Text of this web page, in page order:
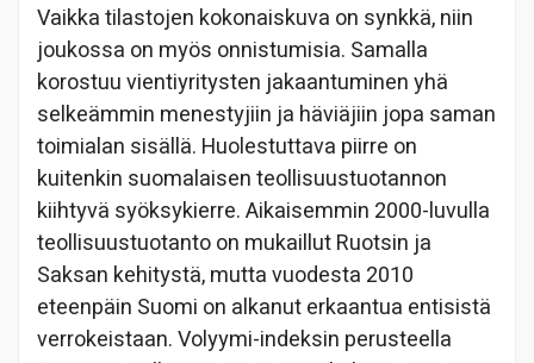
Vaikka tilastojen kokonaiskuva on synkkä, niin
joukossa on myös onnistumisia. Samalla
korostuu vientiyritysten jakaantuminen yhä
selkeämmin menestyjiin ja häviäjiin jopa saman
toimialan sisällä. Huolestuttava piirre on
kuitenkin suomalaisen teollisuustuotannon
kiihtyvä syöksykierre. Aikaisemmin 2000-luvulla
teollisuustuotanto on mukaillut Ruotsin ja
Saksan kehitystä, mutta vuodesta 2010
eteenpäin Suomi on alkanut erkaantua entisistä
verrokeistaan. Volyymi-indeksin perusteella